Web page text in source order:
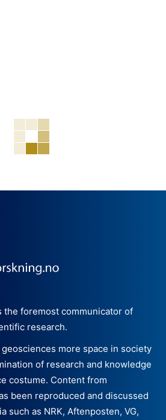
the foremost communicator of
research.
more space in society
of research and knowledge
costume. Content from
been reproduced and discussed
such as NRK, Aftenposten, VG,